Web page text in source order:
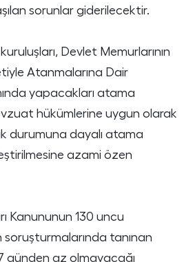
sorunlar giderilecektir.
Devlet Memurlarının
Atanmalarına Dair
yapacakları atama
hükümlerine uygun olarak
durumuna dayalı atama
azami özen
Kanununun 130 uncu
tanınan
günden az olmayacağı